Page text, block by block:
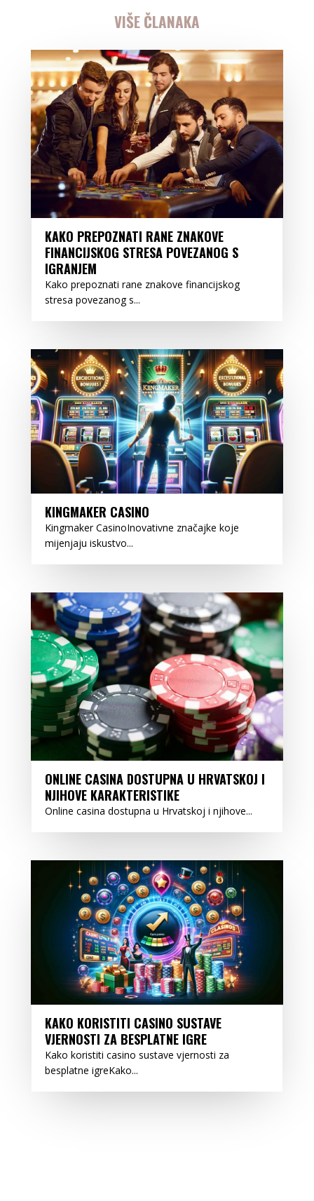
VIŠE ČLANAKA
KAKO PREPOZNATI RANE ZNAKOVE
FINANCIJSKOG STRESA POVEZANOG S
IGRANJEM
Kako prepoznati rane znakove financijskog
stresa povezanog s...
KINGMAKER CASINO
Kingmaker CasinoInovativne značajke koje
mijenjaju iskustvo...
ONLINE CASINA DOSTUPNA U HRVATSKOJ I
NJIHOVE KARAKTERISTIKE
Online casina dostupna u Hrvatskoj i njihove...
KAKO KORISTITI CASINO SUSTAVE
VJERNOSTI ZA BESPLATNE IGRE
Kako koristiti casino sustave vjernosti za
besplatne igreKako...